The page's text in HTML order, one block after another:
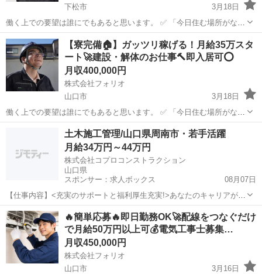
下松市
3月18日
働く上での要望は誰にでもあると思います。 ✅ 「今日住む場所がな
い、即入寮したい」 ✅ 「手持ちがピンチ、明日日払いが欲しい」 ✅
「経験ないけど、とにかく稼ぎたい」 私たちにご相談いただければ、
そんなあなた...
山口 下松市 土木 未経験
【寮完備🏠】ガッツリ稼げる！月給35万スタ
ート🚀建設・解体のお仕事🔨即入居可⭕️
月収400,000円
株式会社フォリオ
山口市
3月18日
働く上での要望は誰にでもあると思います。 ✅ 「今日住む場所がな
い、即入寮したい」 ✅ 「手持ちがピンチ、明日日払いが欲しい」 ✅
「経験ないけど、とにかく稼ぎたい」 私たちにご相談いただければ、
そんなあなた...
土木 未経験
土木施工管理/山口県周南市・若手活躍
月給34万円～44万円
株式会社コプロコンストラクション
山口県
スポンサー：求人ボックス
08月07日
【仕事内容】<充実のサポートと福利厚生充実!>あなたのキャリアが活
かせるお仕事 大手で安心して働ける環境です 40代・50代・60代の方
が活躍されています <募集要項> <職種> 土木施工管理/山口県周南市・
若手活躍 <仕事内容>...
正社員
🔥簡単応募🔥即日勤務OK🚀配線をつなぐだけ
で月給50万円以上可💰電気工事士募集…
月収450,000円
株式会社フォリオ
山口市
3月16日